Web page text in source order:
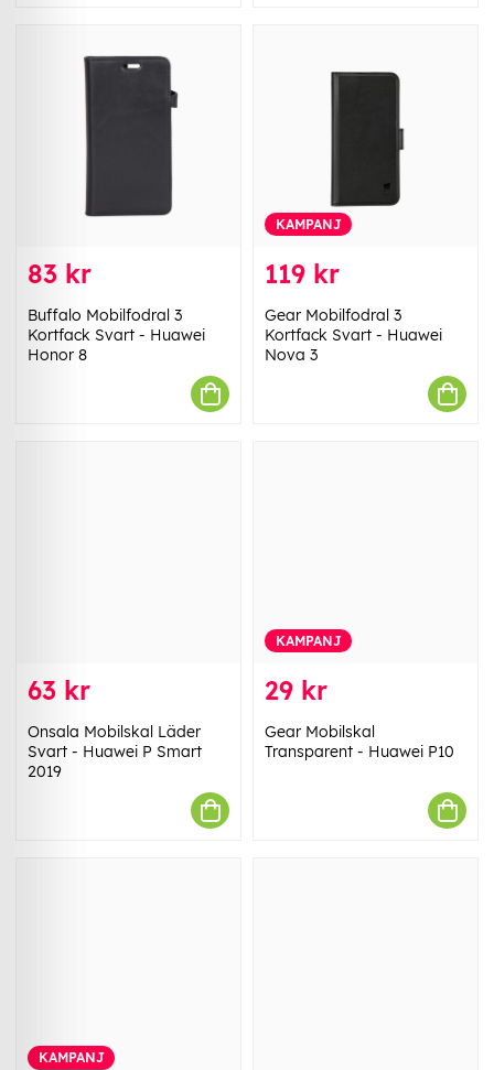
83 kr
Buffalo Mobilfodral 3
Kortfack Svart - Huawei
Honor 8
KAMPANJ
119 kr
Gear Mobilfodral 3
Kortfack Svart - Huawei
Nova 3
63 kr
Onsala Mobilskal Läder
Svart - Huawei P Smart
2019
KAMPANJ
29 kr
Gear Mobilskal
Transparent - Huawei P10
KAMPANJ